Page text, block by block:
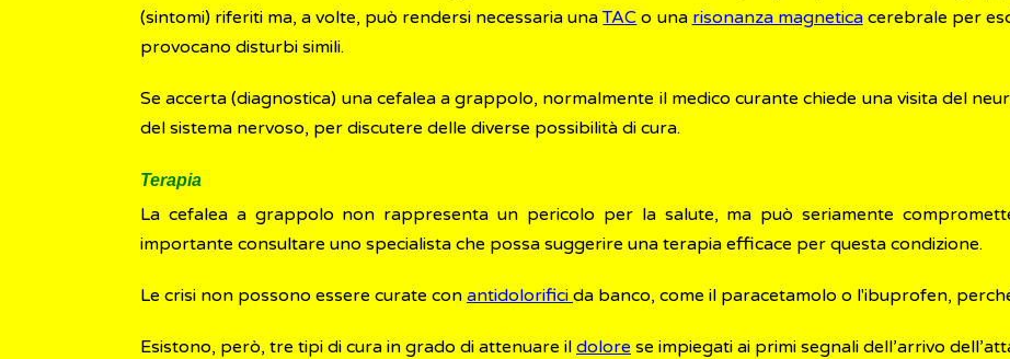
(sintomi) riferiti ma, a volte, può rendersi necessaria unaTAC o una risonanza magneticacerebrale per
provocano disturbi simili.
Se accerta (diagnostica) una cefalea a grappolo, normalmente il medico curante chiede una visita del
del sistema nervoso, per discutere delle diverse possibilità di cura.
Terapia
La cefalea a grappolo non rappresenta un pericolo per la salute, ma può seriamente
importante consultare uno specialista che possa suggerire una terapia efficace per questa condizione.
Le crisi non possono essere curate con antidolorifici da banco, come il paracetamolo o l'ibuprofen,
Esistono, però, tre tipi di cura in grado di attenuare il dolore se impiegati ai primi segnali dell’arrivo